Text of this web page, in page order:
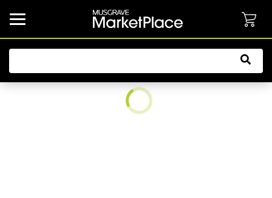
common.button.navbarCollapsed.text